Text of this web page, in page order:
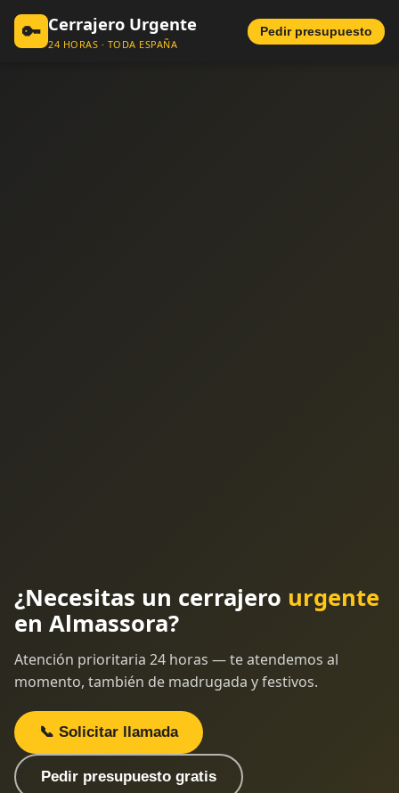
🔑 Cerrajero Urgente
24 HORAS · TODA ESPAÑA
Pedir presupuesto
¿Necesitas un cerrajero urgente
en Almassora?
Atención prioritaria 24 horas — te atendemos al
momento, también de madrugada y festivos.
📞 Solicitar llamada
Pedir presupuesto gratis